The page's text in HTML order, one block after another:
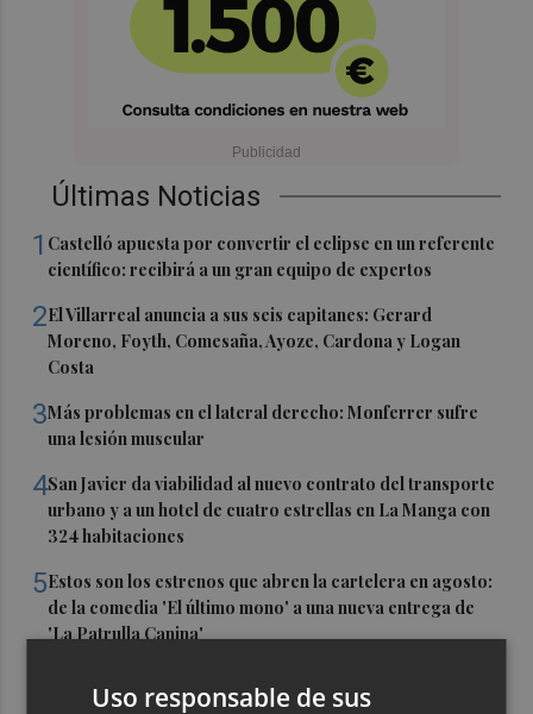
Últimas Noticias
1 Castelló apuesta por convertir el eclipse en un referente
científico: recibirá a un gran equipo de expertos
2El Villarreal anuncia a sus seis capitanes: Gerard
Moreno, Foyth, Comesaña, Ayoze, Cardona y Logan
Costa
3Más problemas en el lateral derecho: Monferrer sufre
una lesión muscular
4San Javier da viabilidad al nuevo contrato del transporte
urbano y a un hotel de cuatro estrellas en La Manga con
324 habitaciones
5Estos son los estrenos que abren la cartelera en agosto:
de la comedia 'El último mono' a una nueva entrega de
'La Patrulla Canina'
Uso responsable de sus